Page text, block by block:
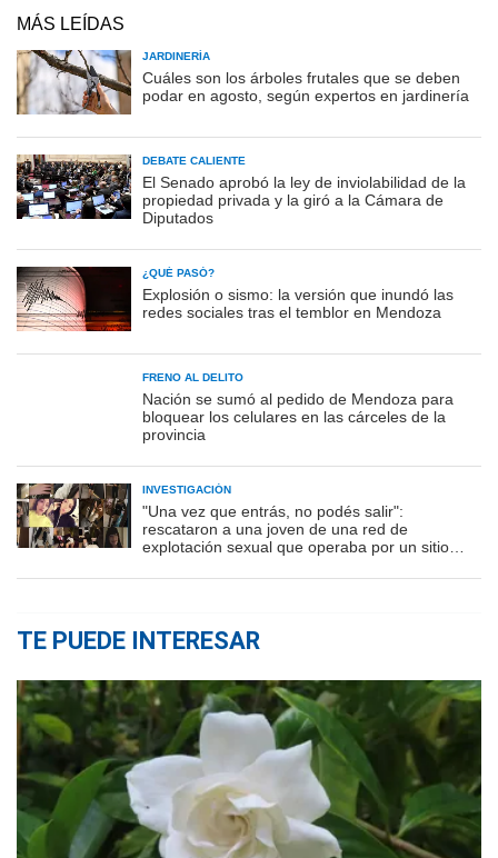
MÁS LEÍDAS
JARDINERÍA
Cuáles son los árboles frutales que se deben
podar en agosto, según expertos en jardinería
DEBATE CALIENTE
El Senado aprobó la ley de inviolabilidad de la
propiedad privada y la giró a la Cámara de
Diputados
¿QUÉ PASÓ?
Explosión o sismo: la versión que inundó las
redes sociales tras el temblor en Mendoza
FRENO AL DELITO
Nación se sumó al pedido de Mendoza para
bloquear los celulares en las cárceles de la
provincia
INVESTIGACIÓN
"Una vez que entrás, no podés salir":
rescataron a una joven de una red de
explotación sexual que operaba por un sitio
TE PUEDE INTERESAR